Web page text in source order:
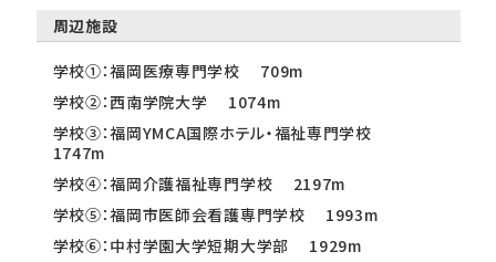
周辺施設
学校①：福岡医療専門学校 709m
学校②：西南学院大学 1074m
学校③：福岡YMCA国際ホテル・福祉専門学校
1747m
学校④：福岡介護福祉専門学校 2197m
学校⑤：福岡市医師会看護専門学校 1993m
学校⑥：中村学園大学短期大学部 1929m